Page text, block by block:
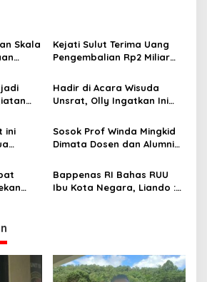
Skala
Kejati Sulut Terima Uang
Pengembalian Rp2 Miliar
Korupsi Unsrat
jadi
Hadir di Acara Wisuda
Unsrat, Olly Ingatkan Ini
ini
Sosok Prof Winda Mingkid
Dimata Dosen dan Alumni
Pantas Dekan
Bappenas RI Bahas RUU
Ibu Kota Negara, Liando :